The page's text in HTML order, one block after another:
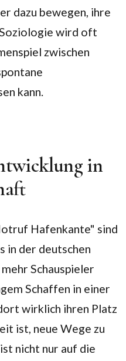
dazu bewegen, ihre
wird oft
zwischen
kann.
in
Hafenkante" sind
in der deutschen
Schauspieler
Schaffen in einer
wirklich ihren Platz
ist, neue Wege zu
nicht nur auf die